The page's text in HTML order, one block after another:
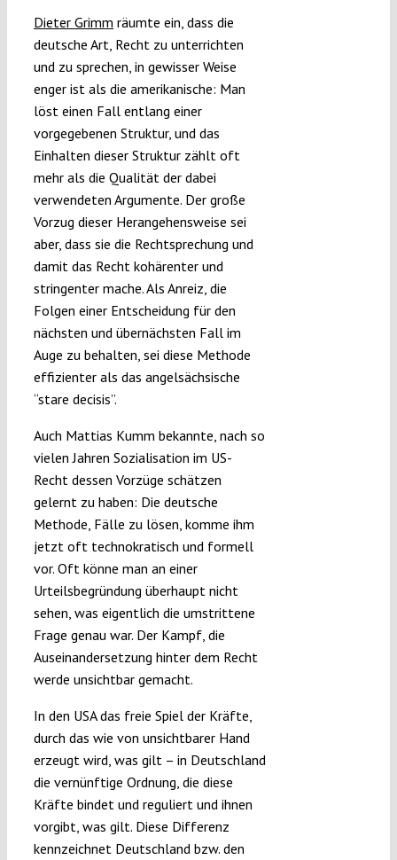
Dieter Grimm räumte ein, dass die
deutsche Art, Recht zu unterrichten
und zu sprechen, in gewisser Weise
enger ist als die amerikanische: Man
löst einen Fall entlang einer
vorgegebenen Struktur, und das
Einhalten dieser Struktur zählt oft
mehr als die Qualität der dabei
verwendeten Argumente. Der große
Vorzug dieser Herangehensweise sei
aber, dass sie die Rechtsprechung und
damit das Recht kohärenter und
stringenter mache. Als Anreiz, die
Folgen einer Entscheidung für den
nächsten und übernächsten Fall im
Auge zu behalten, sei diese Methode
effizienter als das angelsächsische
“stare decisis”.
Auch Mattias Kumm bekannte, nach so
vielen Jahren Sozialisation im US-
Recht dessen Vorzüge schätzen
gelernt zu haben: Die deutsche
Methode, Fälle zu lösen, komme ihm
jetzt oft technokratisch und formell
vor. Oft könne man an einer
Urteilsbegründung überhaupt nicht
sehen, was eigentlich die umstrittene
Frage genau war. Der Kampf, die
Auseinandersetzung hinter dem Recht
werde unsichtbar gemacht.
In den USA das freie Spiel der Kräfte,
durch das wie von unsichtbarer Hand
erzeugt wird, was gilt – in Deutschland
die vernünftige Ordnung, die diese
Kräfte bindet und reguliert und ihnen
vorgibt, was gilt. Diese Differenz
kennzeichnet Deutschland bzw. den